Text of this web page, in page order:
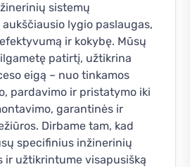
sistemų
lygio paslaugas,
ir kokybę. Mūsų
patirtį, užtikrina
eigą – nuo tinkamos
pardavimo ir pristatymo iki
garantinės ir
Dirbame tam, kad
specifinius inžinerinių
ir užtikrintume visapusišką